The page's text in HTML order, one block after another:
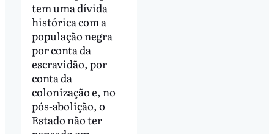
tem uma dívida
histórica com a
população negra
por conta da
escravidão, por
conta da
colonização e, no
pós-abolição, o
Estado não ter